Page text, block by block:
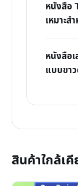
หนังสือ
เหมาะ
หนังสือเ
แบบขา
สินค้าใกล้เ